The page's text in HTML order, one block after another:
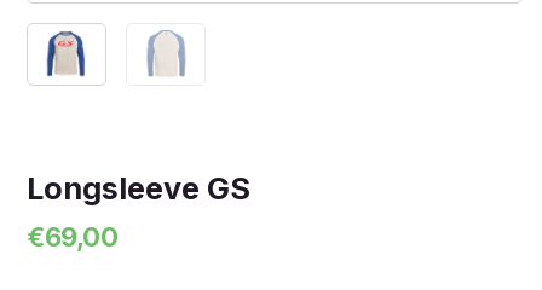
Longsleeve GS
€69,00